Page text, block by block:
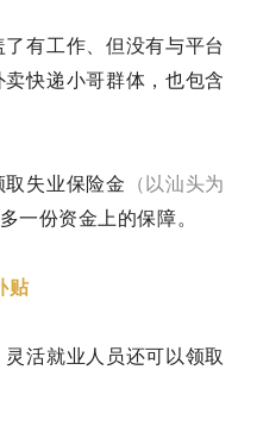
有工作、但没有与平台
快递小哥群体，也包含
失业保险金 （以汕头为
多一份资金上的保障。
贴
活就业人员还可以领取